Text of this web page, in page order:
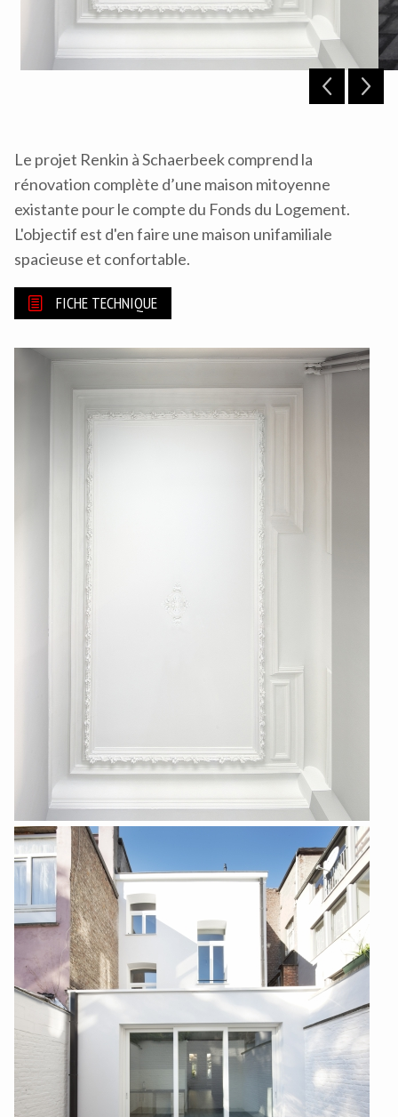
Le projet Renkin à Schaerbeek comprend la
rénovation complète d’une maison mitoyenne
existante pour le compte du Fonds du Logement.
L'objectif est d'en faire une maison unifamiliale
spacieuse et confortable.
FICHE TECHNIQUE